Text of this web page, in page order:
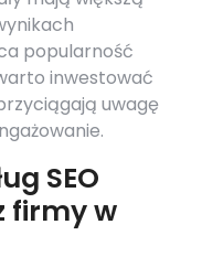
popularność
inwestować
uwagę
SEO
firmy w